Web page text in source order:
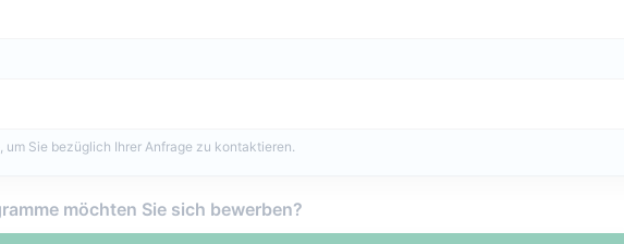
Sie bezüglich Ihrer Anfrage zu kontaktieren.
möchten Sie sich bewerben?